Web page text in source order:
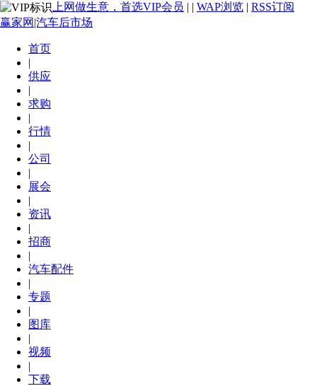
上网做生意，首选VIP会员 | | WAP浏览 | RSS订阅
赢家网|汽车后市场
首页
|
供应
|
求购
|
行情
|
公司
|
展会
|
资讯
|
招商
|
汽车配件
|
专题
|
图库
|
视频
|
下载